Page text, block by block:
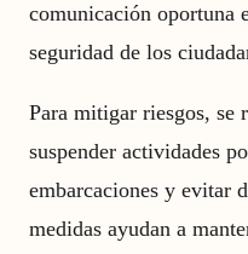
comunicación oportuna
seguridad de los
Para mitigar riesgos, se
suspender actividades
embarcaciones y evitar
medidas ayudan a